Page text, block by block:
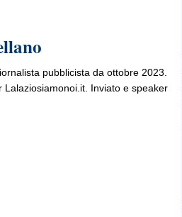
pubblicista da ottobre 2023.
Lalaziosiamonoi.it. Inviato e speaker